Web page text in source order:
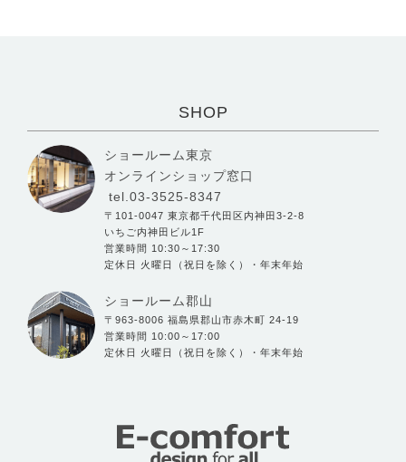
SHOP
ショールーム東京
オンラインショップ窓口
tel.03-3525-8347
〒101-0047 東京都千代田区内神田3-2-8
いちご内神田ビル1F
営業時間 10:30～17:30
定休日 火曜日（祝日を除く）・年末年始
ショールーム郡山
〒963-8006 福島県郡山市赤木町 24-19
営業時間 10:00～17:00
定休日 火曜日（祝日を除く）・年末年始